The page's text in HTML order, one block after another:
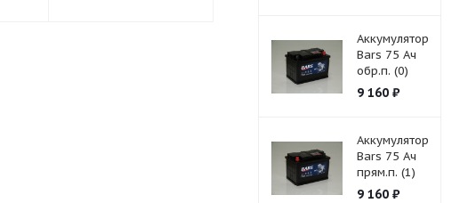
Аккумулятор
Bars 75 Ач
обр.п. (0)
9 160₽
Аккумулятор
Bars 75 Ач
прям.п. (1)
9 160₽